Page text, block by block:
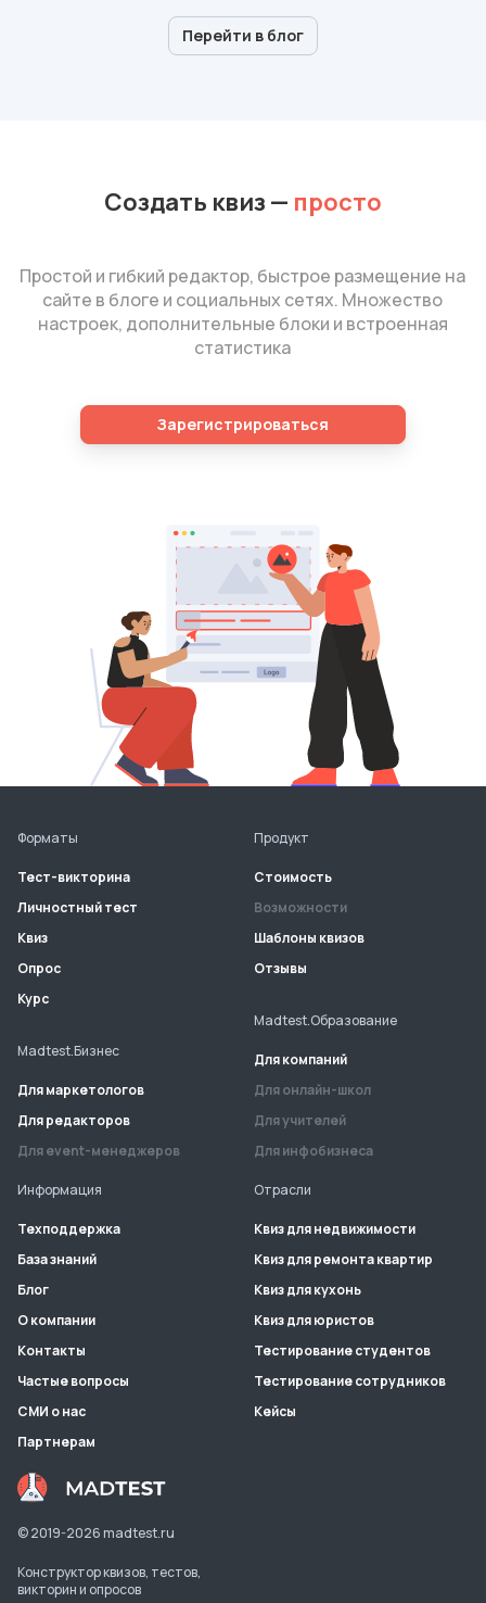
Перейти в блог
Создать квиз — просто
Простой и гибкий редактор, быстрое размещение на
сайте в блоге и социальных сетях. Множество
настроек, дополнительные блоки и встроенная
статистика
Зарегистрироваться
© 2019-2026madtest.ru
Конструктор квизов, тестов,
викторин и опросов
Форматы
Тест-викторина
Личностный тест
Квиз
Опрос
Курс
Madtest.Бизнес
Для маркетологов
Для редакторов
Для event-менеджеров
Продукт
Стоимость
Возможности
Шаблоны квизов
Отзывы
Madtest.Образование
Для компаний
Для онлайн-школ
Для учителей
Для инфобизнеса
Информация
Техподдержка
База знаний
Блог
О компании
Контакты
Частые вопросы
СМИ о нас
Партнерам
Отрасли
Квиз для недвижимости
Квиз для ремонта квартир
Квиз для кухонь
Квиз для юристов
Тестирование студентов
Тестирование сотрудников
Кейсы